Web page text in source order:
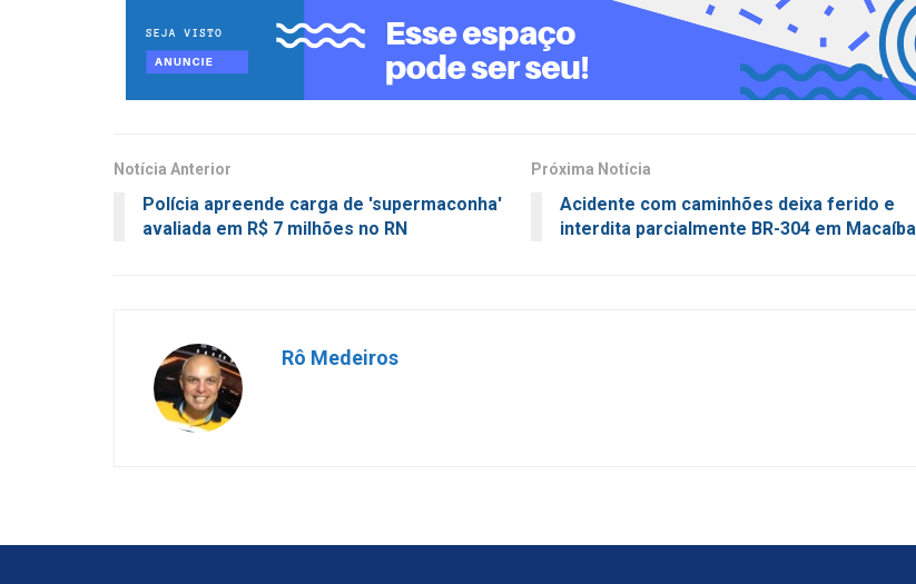
Notícia Anterior
Polícia apreende carga de 'supermaconha'
avaliada em R$ 7 milhões no RN
Próxima Notícia
Acidente com caminhões deixa ferido e
interdita parcialmente BR-304 em Macaíba
Rô Medeiros